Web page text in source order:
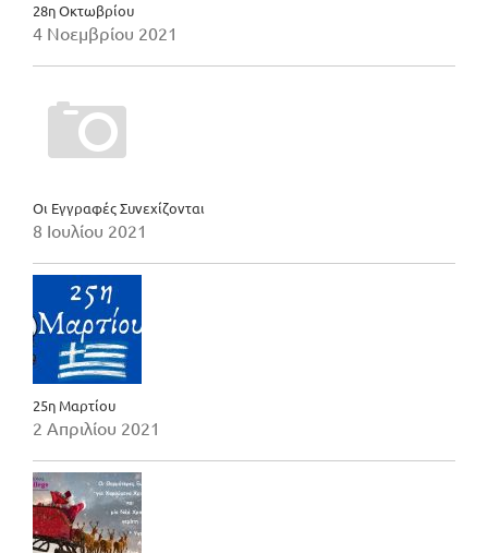
28η Οκτωβρίου
4 Νοεμβρίου 2021
Οι Εγγραφές Συνεχίζονται
8 Ιουλίου 2021
25η Μαρτίου
2 Απριλίου 2021